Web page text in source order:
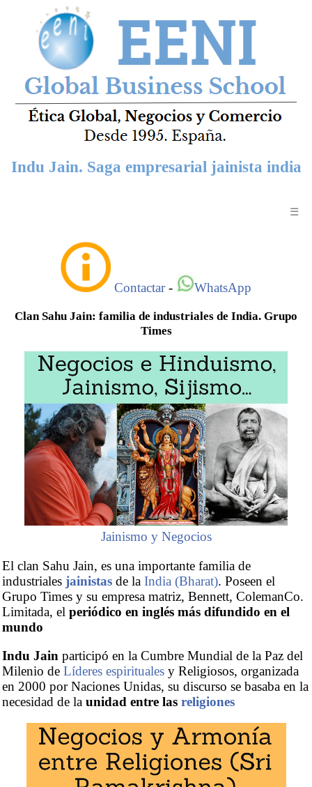
Indu Jain. Saga empresarial jainista india
☰
Contactar- WhatsApp
Clan Sahu Jain: familia de industriales de India. Grupo
Times
Jainismo y Negocios
El clan Sahu Jain, es una importante familia de
industriales jainistas de la India (Bharat). Poseen el
Grupo Times y su empresa matriz, Bennett, ColemanCo.
Limitada, el periódico en inglés más difundido en el
mundo
Indu Jain participó en la Cumbre Mundial de la Paz del
Milenio de Líderes espirituales y Religiosos, organizada
en 2000 por Naciones Unidas, su discurso se basaba en la
necesidad de la unidad entre las religiones